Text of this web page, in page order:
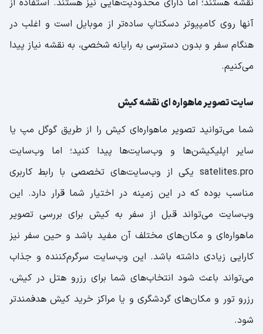
نقشه هستند؛ اما دارای محدودیت‌هایی نیز هستند. استفاده از
آنها روی کامپیوتر دسکتاپ ساده‌تر از موبایل است و اغلب در
هنگام سفر و بدون دسترسی به رایانه شخصی، به نقشه نیاز پیدا
می‌کنیم.
سایت تصویر ماهواره ای نقشه کیش
شما می‌توانید تصویر ماهواره‌ای کیش را از طریق گوگل مپ یا
سایر اپلیکیشن‌ها و وب‌سایت‌ها پیدا کنید؛ اما وب‌سایت
satelites.pro یکی از وب‌سایت‌های تخصصی با رابط کاربری
مناسب بوده که در این زمینه در اختیار شما قرار دارد. این
وب‌سایت می‌تواند قبل از سفر به کیش برای بررسی تصویر
ماهواره‌ای و مکان‌های مختلف آن مفید باشد و حین سفر نیز
کارایی زیادی داشته باشد. این وب‌سایت سرگرم‌کننده و جذاب
می‌تواند باعث شود انتخاب‌های شما برای رزرو هتل در کیش،
رزرو تور و مکان‌های گردشگری و یا مراکز خرید کیش هدفمندتر
شود.